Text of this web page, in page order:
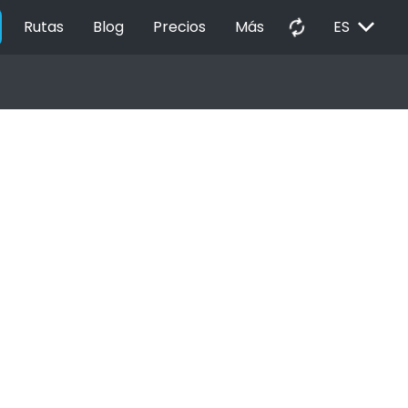
Rutas Blog Precios Más autorenew ES EXPAND_MORE